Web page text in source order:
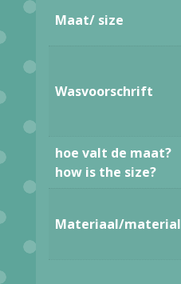
dress
Maat/ size
Wasvoorschrift
hoe valt de maat?
how is the size?
Materiaal/material